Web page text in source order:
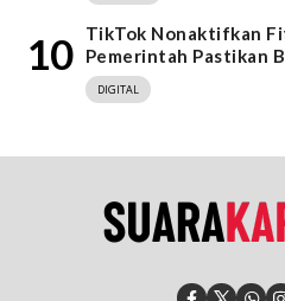
10
TikTok Nonaktifkan
Pemerintah Pastikan
DIGITAL